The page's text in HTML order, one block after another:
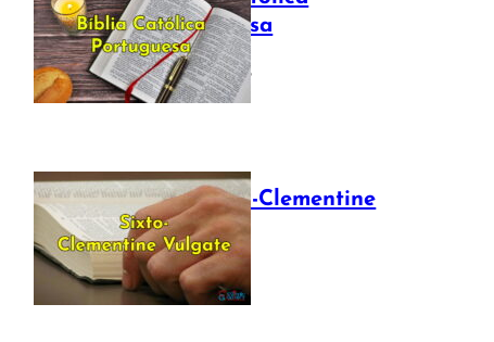
Portuguesa
July 16, 2025
The Sixto-Clementine
Vulgate
July 12, 2025